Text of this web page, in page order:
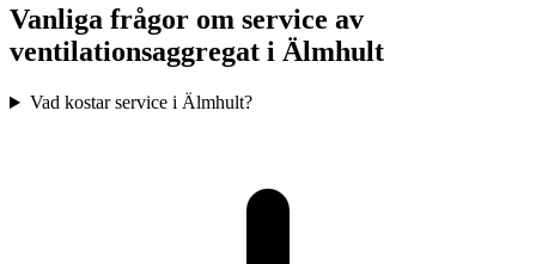
Vanliga frågor om service av
ventilationsaggregat i Älmhult
Vad kostar service i Älmhult?